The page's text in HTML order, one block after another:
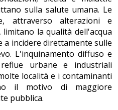
sulla salute umana. Le
attraverso alterazioni e
la qualità dell'acqua
a incidere direttamente sulle
L'inquinamento diffuso e
urbane e industriali
località e i contaminanti
il motivo di maggiore
pubblica.